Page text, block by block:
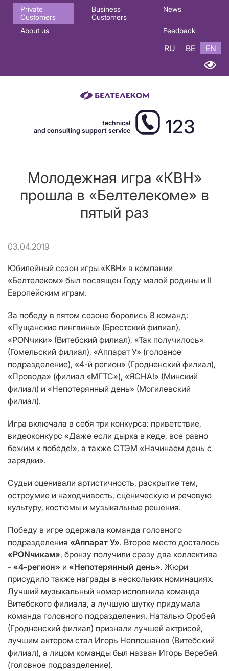
Основная
навигация
Private
Customers
Business
Customers
News
About us Feedback
RU BE EN
technical
and consulting support service
123
Молодежная игра «КВН»
прошла в «Белтелекоме» в
пятый раз
03.04.2019
Юбилейный сезон игры «КВН» в компании
«Белтелеком» был посвящен Году малой родины и II
Европейским играм.
За победу в пятом сезоне боролись 8 команд:
«Пущанские пингвины» (Брестский филиал),
«PONчики» (Витебский филиал), «Так получилось»
(Гомельский филиал), «Аппарат У» (головное
подразделение), «4-й регион» (Гродненский филиал),
«Провода» (филиал «МГТС»), «ЯСНА!» (Минский
филиал) и «Непотерянный день» (Могилевский
филиал).
Игра включала в себя три конкурса: приветствие,
видеоконкурс «Даже если дырка в кеде, все равно
бежим к победе!», а также СТЭМ «Начинаем день с
зарядки».
Судьи оценивали артистичность, раскрытие тем,
остроумие и находчивость, сценическую и речевую
культуру, костюмы и музыкальные решения.
Победу в игре одержала команда головного
подразделения «Аппарат У». Второе место досталось
«PONчикам», бронзу получили сразу два коллектива
- «4-регион» и «Непотерянный день». Жюри
присудило также награды в нескольких номинациях.
Лучший музыкальный номер исполнила команда
Витебского филиала, а лучшую шутку придумала
команда головного подразделения. Наталью Оробей
(Гродненский филиал) признали лучшей актрисой,
лучшим актером стал Игорь Неплошанов (Витебский
филиал), а лицом команды был назван Игорь Веребей
(головное подразделение).